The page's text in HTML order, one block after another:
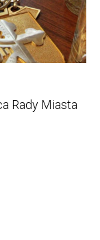
Rady Miasta